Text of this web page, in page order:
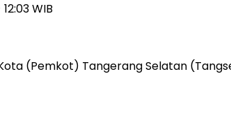
WIB
Kota (Pemkot) Tangerang Selatan